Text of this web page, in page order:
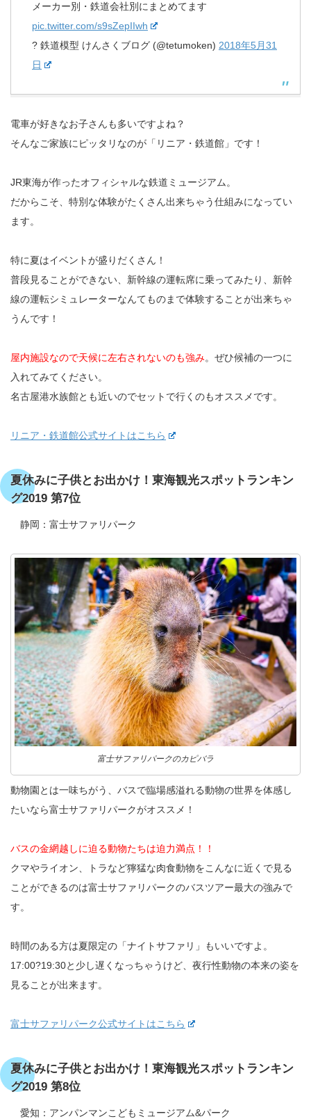
メーカー別・鉄道会社別にまとめてます
pic.twitter.com/s9sZepIIwh
? 鉄道模型 けんさくブログ (@tetumoken) 2018年5月31
日
電車が好きなお子さんも多いですよね？
そんなご家族にピッタリなのが「リニア・鉄道館」です！
JR東海が作ったオフィシャルな鉄道ミュージアム。
だからこそ、特別な体験がたくさん出来ちゃう仕組みになってい
ます。
特に夏はイベントが盛りだくさん！
普段見ることができない、新幹線の運転席に乗ってみたり、新幹
線の運転シミュレーターなんてものまで体験することが出来ちゃ
うんです！
屋内施設なので天候に左右されないのも強み。ぜひ候補の一つに
入れてみてください。
名古屋港水族館とも近いのでセットで行くのもオススメです。
リニア・鉄道館公式サイトはこちら
夏休みに子供とお出かけ！東海観光スポットランキン
グ2019 第7位
静岡：富士サファリパーク
富士サファリパークのカピバラ
動物園とは一味ちがう、バスで臨場感溢れる動物の世界を体感し
たいなら富士サファリパークがオススメ！
バスの金網越しに迫る動物たちは迫力満点！！
クマやライオン、トラなど獰猛な肉食動物をこんなに近くで見る
ことができるのは富士サファリパークのバスツアー最大の強みで
す。
時間のある方は夏限定の「ナイトサファリ」もいいですよ。
17:00?19:30と少し遅くなっちゃうけど、夜行性動物の本来の姿を
見ることが出来ます。
富士サファリパーク公式サイトはこちら
夏休みに子供とお出かけ！東海観光スポットランキン
グ2019 第8位
愛知：アンパンマンこどもミュージアム&パーク